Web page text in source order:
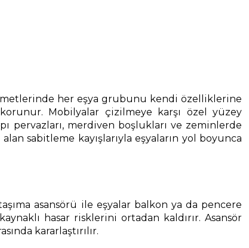
her eşya grubunu kendi özelliklerine
Mobilyalar çizilmeye karşı özel yüzey
pervazları, merdiven boşlukları ve zeminlerde
sabitleme kayışlarıyla eşyaların yol boyunca
asansörü ile eşyalar balkon ya da pencere
hasar risklerini ortadan kaldırır. Asansör
kararlaştırılır.